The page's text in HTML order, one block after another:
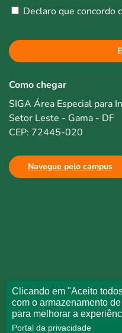
Declaro que concordo
Como chegar
SIGA Área Especial para
Setor Leste - Gama - DF
CEP: 72445-020
Navegue pelo campus
Clicando em "Aceito
com o armazenamento
para melhorar a
Portal da privacidade